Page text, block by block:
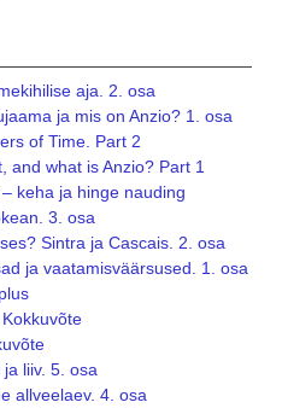
aja. 2. osa
ja mis on Anzio? 1. osa
of Time. Part 2
and what is Anzio? Part 1
keha ja hinge nauding
3. osa
Sintra ja Cascais. 2. osa
ja vaatamisväärsused. 1. osa
liiv. 5. osa
allveelaev. 4. osa